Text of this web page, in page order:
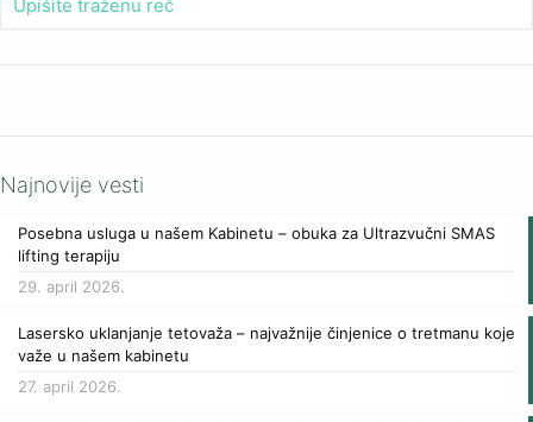
Najnovije vesti
Posebna usluga u našem Kabinetu – obuka za Ultrazvučni SMAS
lifting terapiju
29. april 2026.
Lasersko uklanjanje tetovaža – najvažnije činjenice o tretmanu koje
važe u našem kabinetu
27. april 2026.